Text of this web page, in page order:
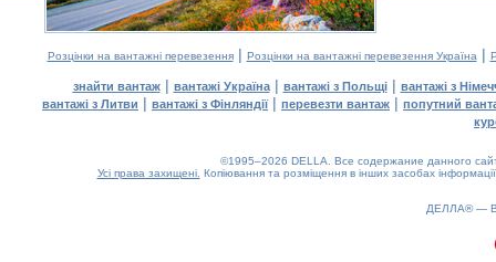
Розцінки на вантажні перевезення| Розцінки на вантажні перевезення Україна |
знайти вантаж| вантажі Україна| вантажі з Польщі| вантажі з
вантажі з Литви | вантажі з Фінляндії| перевезти вантаж | попутний
©1995–2026 DELLA. Все содержание данного
Усі права захищені. Копіювання та розміщення в інших засобах
ДЕЛЛА® —